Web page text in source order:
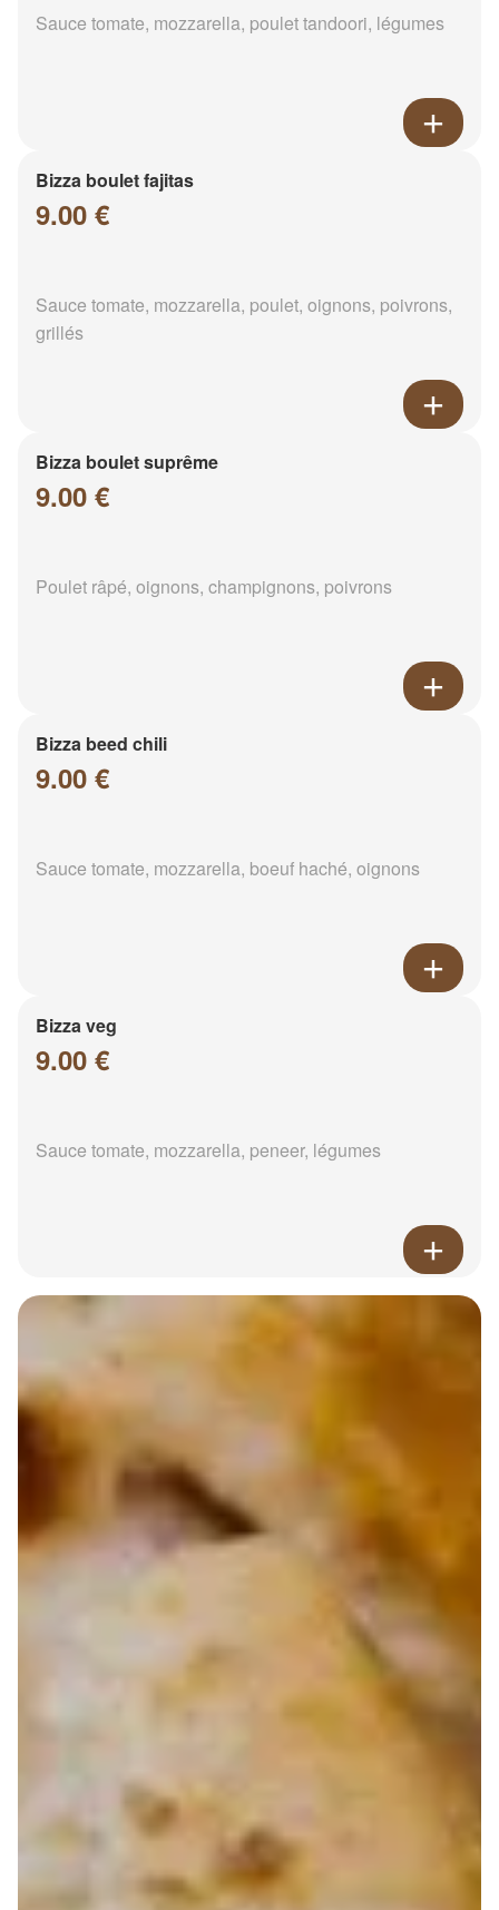
Sauce tomate, mozzarella, poulet tandoori, légumes
Bizza boulet fajitas
9.00 €
Sauce tomate, mozzarella, poulet, oignons, poivrons,
grillés
Bizza boulet suprême
9.00 €
Poulet râpé, oignons, champignons, poivrons
Bizza beed chili
9.00 €
Sauce tomate, mozzarella, boeuf haché, oignons
Bizza veg
9.00 €
Sauce tomate, mozzarella, peneer, légumes